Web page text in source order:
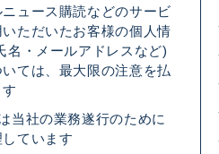
ュース購読などのサービ
いただいたお客様の個人情
名・メールアドレスなど)
ては、最大限の注意を払
当社の業務遂行のために
ています